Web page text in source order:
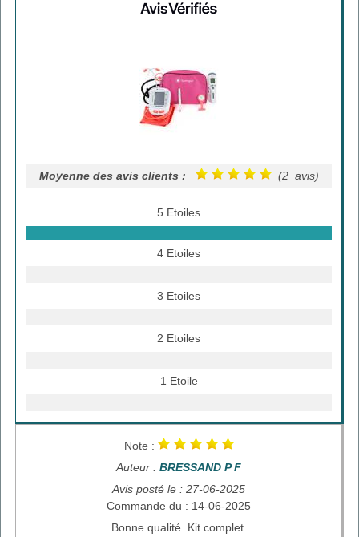
Moyenne des avis clients : (2 avis)
5 Etoiles
4 Etoiles
3 Etoiles
2 Etoiles
1 Etoile
Note :
Auteur : BRESSAND P F
Avis posté le : 27-06-2025
Commande du : 14-06-2025
Bonne qualité. Kit complet.